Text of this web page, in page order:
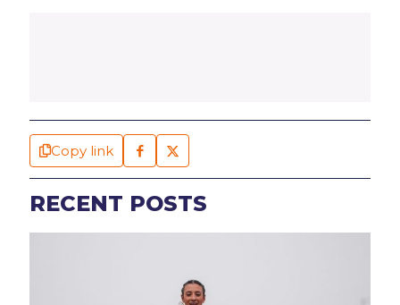
Copy link
RECENT POSTS